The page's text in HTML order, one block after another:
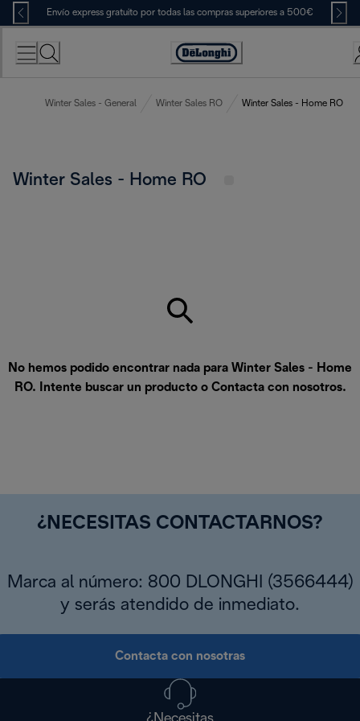
Skip
to
Content
Envío express gratuito por todas las compras superiores a 500€
Accessibility
Winter Sales - General Winter Sales RO Winter Sales - Home RO
Winter Sales - Home RO
No hemos podido encontrar nada para Winter Sales - Home
RO. Intente buscar un producto o Contacta con nosotros.
¿NECESITAS CONTACTARNOS?
Marca al número: 800 DLONGHI (3566444)
y serás atendido de inmediato.
Contacta con nosotras